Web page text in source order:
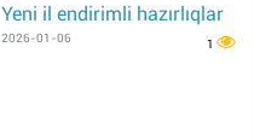
Yeni il endirimli hazırlıqlar
2026-01-06 1